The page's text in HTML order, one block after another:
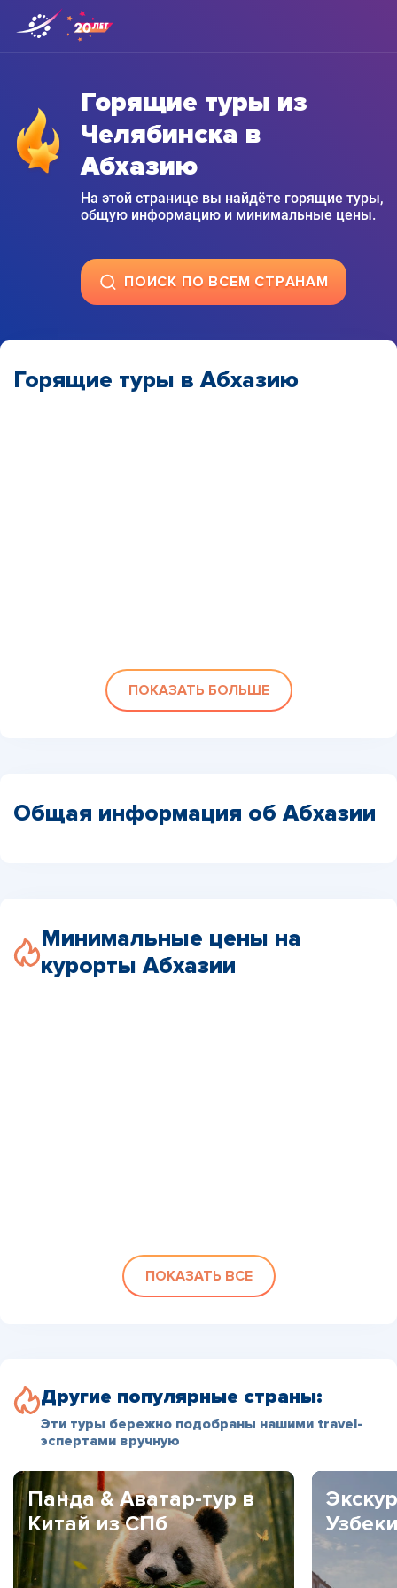
Горящие туры из
Челябинска в
Абхазию
На этой странице вы найдёте горящие туры,
общую информацию и минимальные цены.
ПОИСК ПО ВСЕМ СТРАНАМ
Горящие туры в Абхазию
ПОКАЗАТЬ БОЛЬШЕ
Общая информация об Абхазии
Минимальные цены на
курорты Абхазии
ПОКАЗАТЬ ВСЕ
Другие популярные страны:
Эти туры бережно подобраны нашими travel-
эспертами вручную
Панда & Аватар-тур в
Китай из СПб